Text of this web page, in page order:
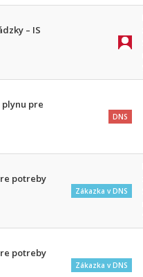
– IS
pre
DNS
potreby
Zákazka v DNS
potreby
Zákazka v DNS